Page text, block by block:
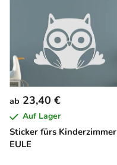
Sticker fürs Kinderzimmer
EULE
ab 23,40 €
Auf Lager